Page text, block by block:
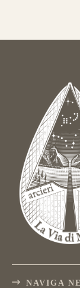
NAVIGA